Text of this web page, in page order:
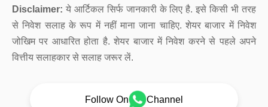
Disclaimer: ये आर्टिकल सिर्फ जानकारी के लिए है. इसे किसी भी तरह
से निवेश सलाह के रूप में नहीं माना जाना चाहिए. शेयर बाजार में निवेश
जोखिम पर आधारित होता है. शेयर बाजार में निवेश करने से पहले अपने
वित्तीय सलाहकार से सलाह जरूर लें.
Follow On Channel